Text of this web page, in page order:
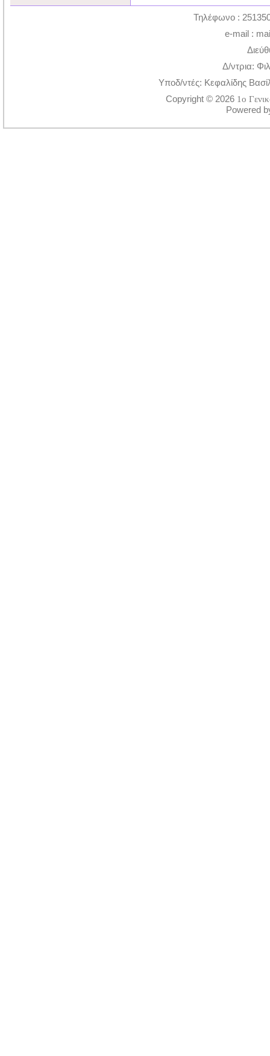
Τηλέφωνο :
e-mail :
Δ/ντρια:
Υποδ/ντές: Κεφαλίδης
Copyright © 2026 1ο
Powered